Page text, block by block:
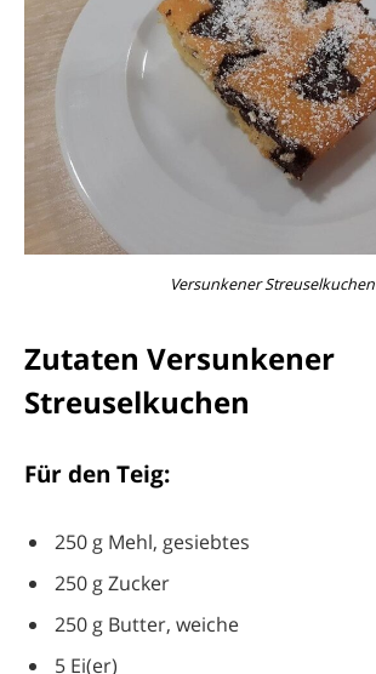
Versunkener Streuselkuchen
Zutaten Versunkener
Streuselkuchen
Für den Teig:
250 g Mehl, gesiebtes
250 g Zucker
250 g Butter, weiche
5 Ei(er)